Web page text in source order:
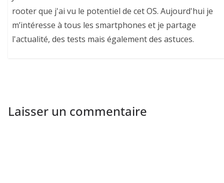
rooter que j'ai vu le potentiel de cet OS. Aujourd'hui je
m’intéresse à tous les smartphones et je partage
l'actualité, des tests mais également des astuces.
Laisser un commentaire